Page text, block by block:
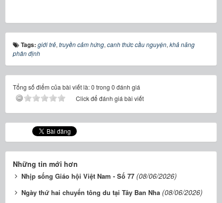
Tags: giới trẻ, truyền cảm hứng, canh thức cầu nguyện, khả năng
phân định
Tổng số điểm của bài viết là: 0 trong 0 đánh giá
Click để đánh giá bài viết
Những tin mới hơn
Nhịp sống Giáo hội Việt Nam - Số 77 (08/06/2026)
Ngày thứ hai chuyến tông du tại Tây Ban Nha (08/06/2026)